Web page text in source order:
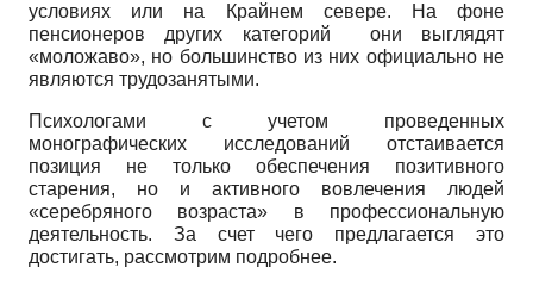
условиях или на Крайнем севере. На фоне
пенсионеров других категорий они выглядят
«моложаво», но большинство из них официально не
являются трудозанятыми.
Психологами с учетом проведенных
монографических исследований отстаивается
позиция не только обеспечения позитивного
старения, но и активного вовлечения людей
«серебряного возраста» в профессиональную
деятельность. За счет чего предлагается это
достигать, рассмотрим подробнее.